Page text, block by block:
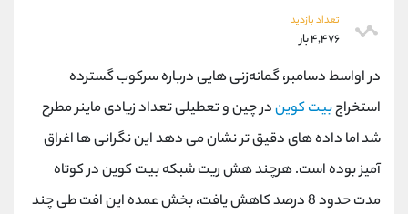
تعداد بازدید
۴,۴۷۶ بار
در اواسط دسامبر، گمانه‌زنی هایی درباره سرکوب گسترده
استخراجبیت کویندر چین و تعطیلی تعداد زیادی ماینر مطرح
شد اما داده های دقیق تر نشان می دهد این نگرانی ها اغراق
آمیز بوده است. هرچند هش‌ ریت شبکه بیت کوین در کوتاه
مدت حدود 8 درصد کاهش یافت، بخش عمده این افت طی چند
اطلاعات تماس
تلفن 021-22021030
بدون پیش شماره 90001030
اینستاگرام @alireza.mehrabii
@alirezamehrabi_com